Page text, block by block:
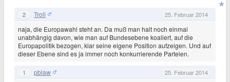
2 Troll 25. Februar 2014
naja, die Europawahl steht an. Da muß man halt noch einmal
unabhängig davon, wie man auf Bundesebene koaliert, auf die
Europapolitik bezogen, klar seine eigene Position aufzeigen. Und auf
dieser Ebene sind es ja immer noch konkurrierende Parteien.
1 pblaw 25. Februar 2014